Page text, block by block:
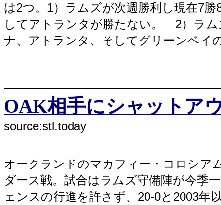
は2つ。1）ラムズが次週勝利し現在7
してアトランタが勝たない。 2）ラ
ナ、アトランタ、そしてグリーンベイ
OAK相手にシャットア
source:stl.today
オークランドのマカフィー・コロシア
ダース戦。試合はラムズ守備陣が今季
ェンスの行進を許さず、20-0と2003年